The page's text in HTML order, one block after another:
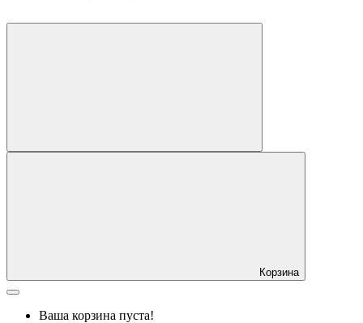
Корзина
Ваша корзина пуста!